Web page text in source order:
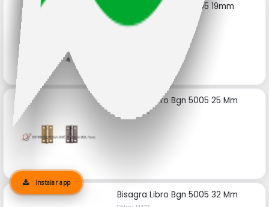
Instalar app
Bisagra Libro Bgn 5005 19mm
Código: 11321
Bisagra Libro Bgn 5005 25 Mm
Código: 11322
Bisagra Libro Bgn 5005 32 Mm